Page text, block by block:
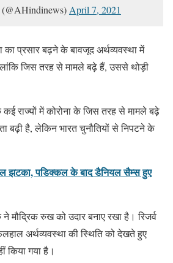
April 7, 2021
का प्रसार बढ़ने के बावजूद अर्थव्यवस्था में
जिस तरह से मामले बढ़े हैं, उससे थोड़ी
राज्यों में कोरोना के जिस तरह से मामले बढ़े
बढ़ी है, लेकिन भारत चुनौतियों से निपटने के
झटका, पडिक्कल के बाद डैनियल सैम्स हुए
मौद्रिक रुख को उदार बनाए रखा है। रिजर्व
अर्थव्यवस्था की स्थिति को देखते हुए
किया गया है।